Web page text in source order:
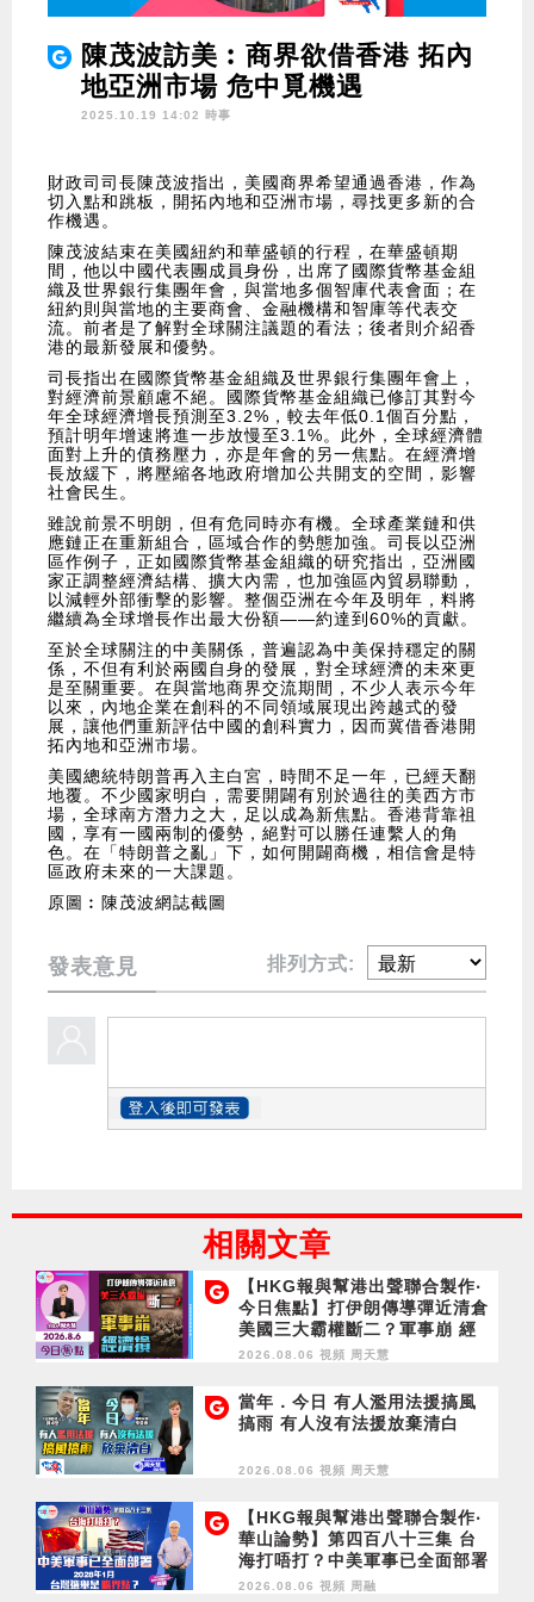
陳茂波訪美︰商界欲借香港 拓內
地亞洲市場 危中覓機遇
2025.10.19 14:02 時事
財政司司長陳茂波指出，美國商界希望通過香港，作為
切入點和跳板，開拓內地和亞洲市場，尋找更多新的合
作機遇。
陳茂波結束在美國紐約和華盛頓的行程，在華盛頓期
間，他以中國代表團成員身份，出席了國際貨幣基金組
織及世界銀行集團年會，與當地多個智庫代表會面；在
紐約則與當地的主要商會、金融機構和智庫等代表交
流。前者是了解對全球關注議題的看法；後者則介紹香
港的最新發展和優勢。
司長指出在國際貨幣基金組織及世界銀行集團年會上，
對經濟前景顧慮不絕。國際貨幣基金組織已修訂其對今
年全球經濟增長預測至3.2%，較去年低0.1個百分點，
預計明年增速將進一步放慢至3.1%。此外，全球經濟體
面對上升的債務壓力，亦是年會的另一焦點。在經濟增
長放緩下，將壓縮各地政府增加公共開支的空間，影響
社會民生。
雖說前景不明朗，但有危同時亦有機。全球產業鏈和供
應鏈正在重新組合，區域合作的勢態加強。司長以亞洲
區作例子，正如國際貨幣基金組織的研究指出，亞洲國
家正調整經濟結構、擴大內需，也加強區內貿易聯動，
以減輕外部衝擊的影響。整個亞洲在今年及明年，料將
繼續為全球增長作出最大份額——約達到60%的貢獻。
至於全球關注的中美關係，普遍認為中美保持穩定的關
係，不但有利於兩國自身的發展，對全球經濟的未來更
是至關重要。在與當地商界交流期間，不少人表示今年
以來，內地企業在創科的不同領域展現出跨越式的發
展，讓他們重新評估中國的創科實力，因而冀借香港開
拓內地和亞洲市場。
美國總統特朗普再入主白宮，時間不足一年，已經天翻
地覆。不少國家明白，需要開闢有別於過往的美西方市
場，全球南方潛力之大，足以成為新焦點。香港背靠祖
國，享有一國兩制的優勢，絕對可以勝任連繫人的角
色。在「特朗普之亂」下，如何開闢商機，相信會是特
區政府未來的一大課題。
原圖︰陳茂波網誌截圖
發表意見 排列方式:
相關文章
【HKG報與幫港出聲聯合製作‧
今日焦點】打伊朗傳導彈近清倉
美國三大霸權斷二？軍事崩 經
濟損
2026.08.06 視頻 周天慧
當年．今日 有人濫用法援搞風
搞雨 有人沒有法援放棄清白
2026.08.06 視頻 周天慧
【HKG報與幫港出聲聯合製作‧
華山論勢】第四百八十三集 台
海打唔打？中美軍事已全面部署
2028年1月台灣選舉是臨界點？
2026.08.06 視頻 周融